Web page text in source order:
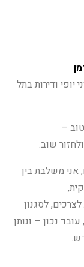
ודירות בתל
–
שוב.
אני משלבת בין
לסגנון
נכון – ונותן